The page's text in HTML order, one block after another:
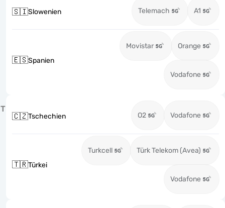
🇸🇮Slowenien Telemach A1
🇪🇸Spanien
Movistar Orange
Vodafone
T
🇨🇿Tschechien O2 Vodafone
🇹🇷Türkei
Turkcell Türk Telekom (Avea)
Vodafone